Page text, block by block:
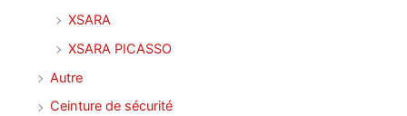
XSARA
XSARA PICASSO
Autre
Ceinture de sécurité